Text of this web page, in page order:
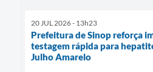
20 JUL 2026 - 13h23
Prefeitura de Sinop reforça
testagem rápida para
Julho Amarelo